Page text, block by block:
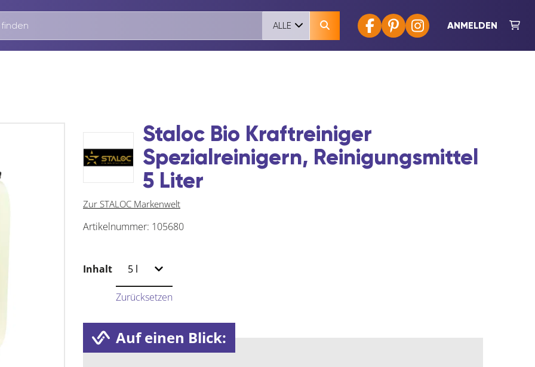
ANMELDEN
ALLE
Staloc Bio Kraftreiniger
Spezialreinigern, Reinigungsmittel
5 Liter
Zur STALOC Markenwelt
Artikelnummer: 105680
Inhalt
Zurücksetzen
Auf einen Blick: